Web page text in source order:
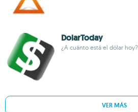
DolarToday
¿A cuánto está el dólar hoy?
VER MÁS